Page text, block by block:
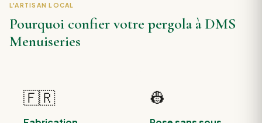
L'ARTISAN LOCAL
Pourquoi confier votre pergola à DMS
Menuiseries
🇫🇷 👷